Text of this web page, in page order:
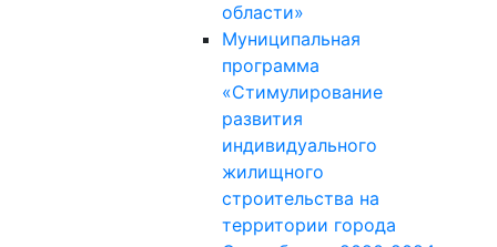
области»
Муниципальная
программа
«Стимулирование
развития
индивидуального
жилищного
строительства на
территории города